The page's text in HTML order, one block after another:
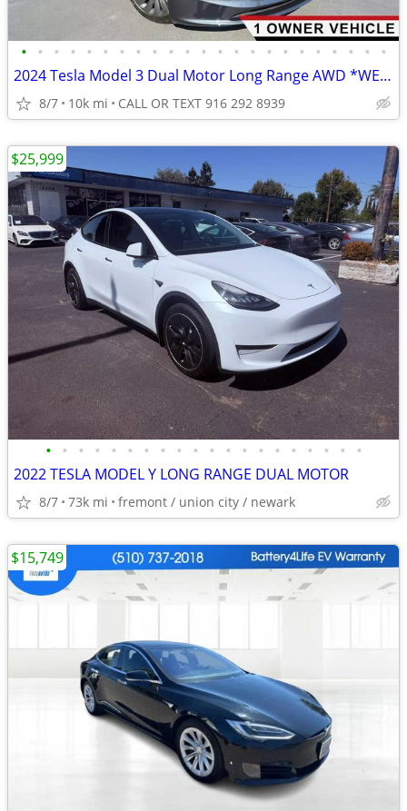
• • • • • • • • • • • • • • • • • • • • • • •
2024 Tesla Model 3 Dual Motor Long Range AWD *WE FINANCE* *1 OWNER*
8/7 10k mi CALL OR TEXT 916 292 8939
• • • • • • • • • • • • • • • • • • • •
2022 TESLA MODEL Y LONG RANGE DUAL MOTOR
8/7 73k mi fremont / union city / newark
$25,999
$15,749